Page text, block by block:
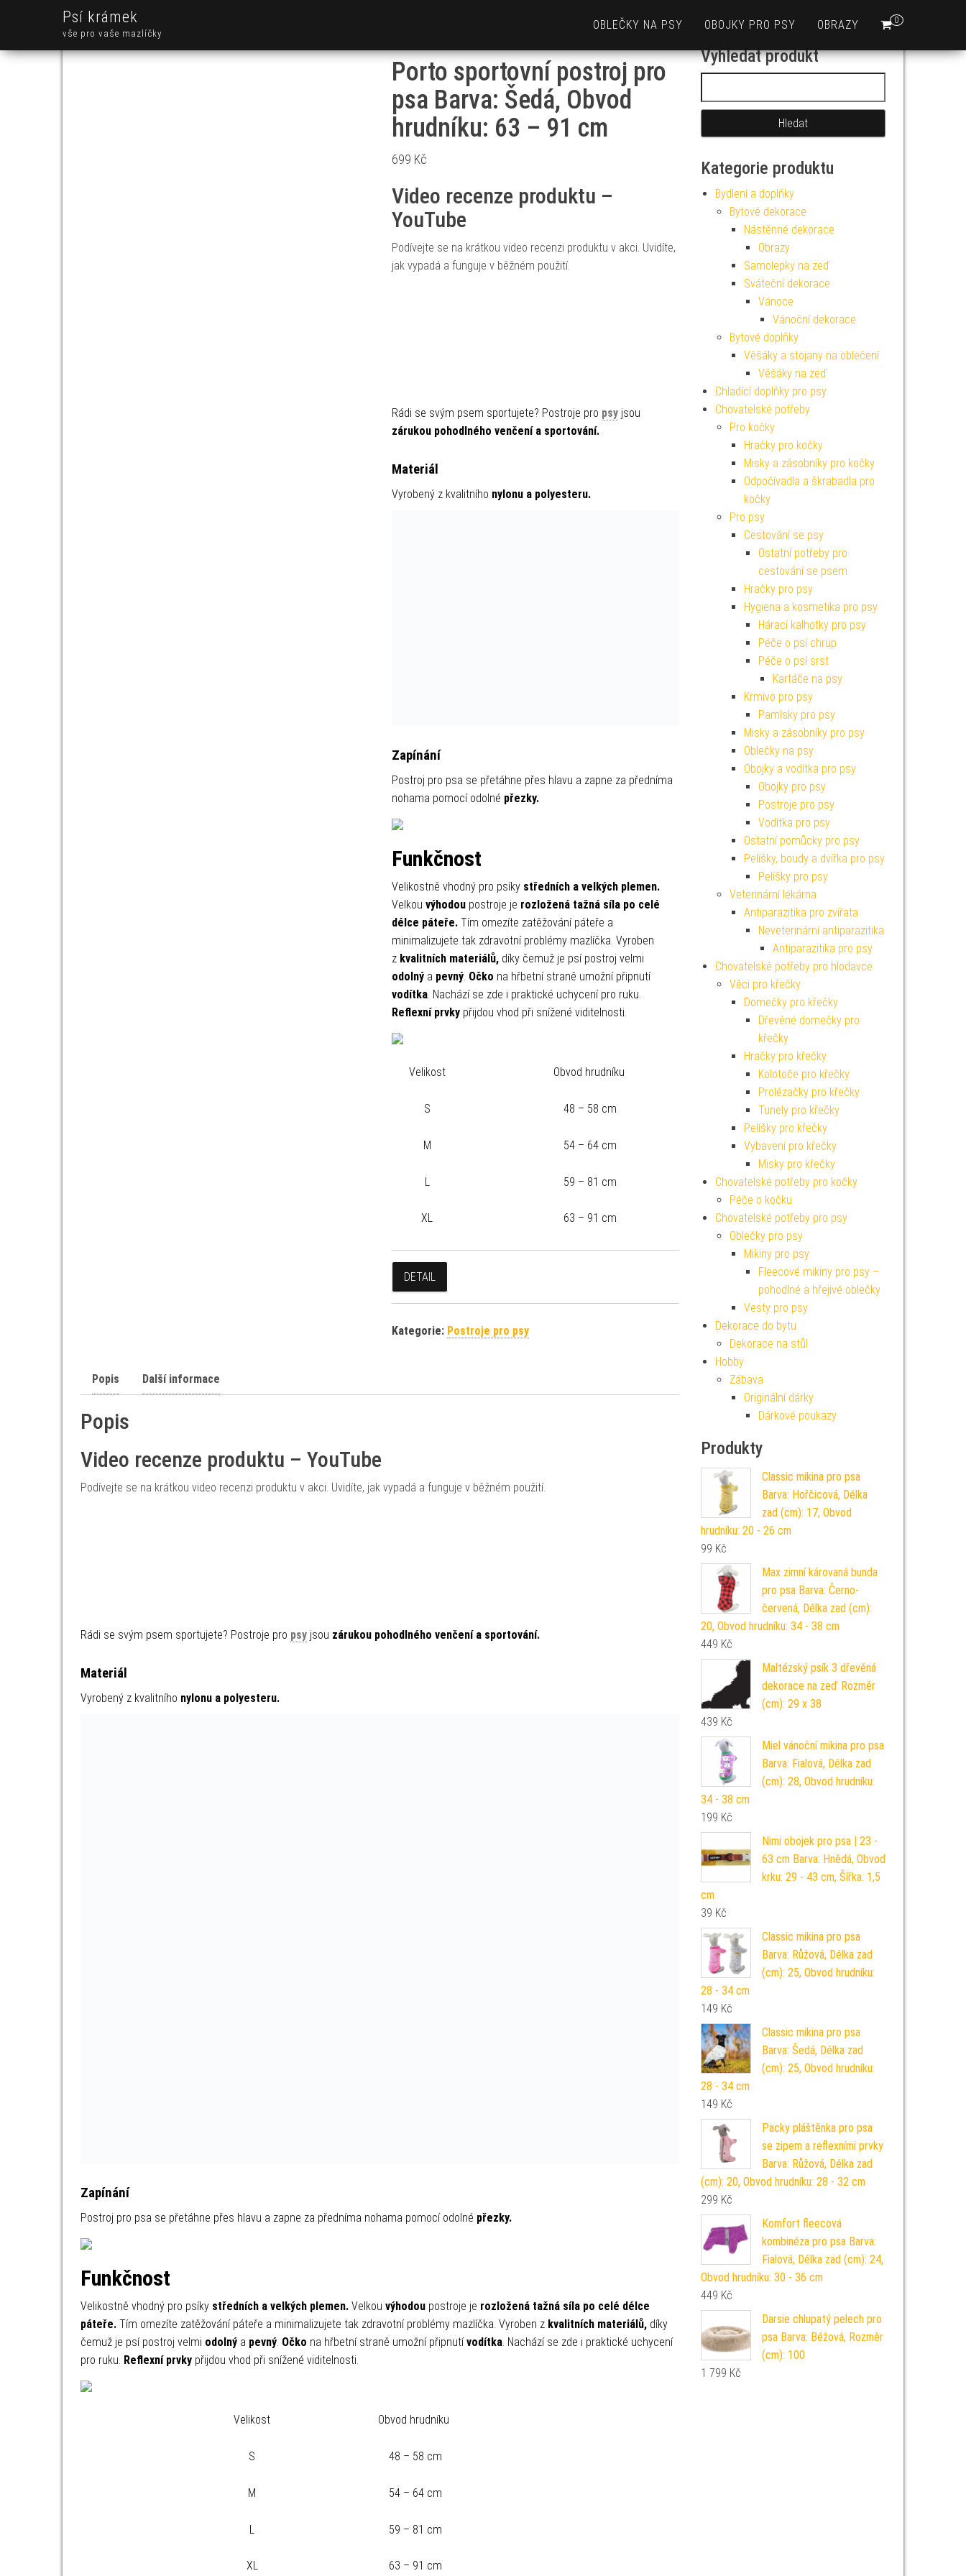
Psí krámek
vše pro vaše mazlíčky
0
OBLEČKY NA PSY OBOJKY PRO PSY OBRAZY
Porto sportovní postroj pro
psa Barva: Šedá, Obvod
hrudníku: 63 – 91 cm
699 Kč
Video recenze produktu –
YouTube
Podívejte se na krátkou video recenzi produktu v akci. Uvidíte,
jak vypadá a funguje v běžném použití.
Rádi se svým psem sportujete? Postroje pro psyjsou
zárukou pohodlného venčení a sportování.
Materiál
Vyrobený z kvalitního nylonu a polyesteru.
Zapínání
Postroj pro psa se přetáhne přes hlavu a zapne za předníma
nohama pomocí odolné přezky.
Funkčnost
Velikostně vhodný pro psíky středních a velkých plemen.
Velkou výhodoupostroje je rozložená tažná síla po celé
délce páteře.Tím omezíte zatěžování páteře a
minimalizujete tak zdravotní problémy mazlíčka. Vyroben
z kvalitních materiálů,díky čemuž je psí postroj velmi
odolnýa pevný. Očko na hřbetní straně umožní připnutí
vodítka. Nachází se zde i praktické uchycení pro ruku.
Reflexní prvkypřijdou vhod při snížené viditelnosti.
Velikost Obvod hrudníku
S 48 – 58 cm
M 54 – 64 cm
L 59 – 81 cm
XL 63 – 91 cm
DETAIL
Kategorie: Postroje pro psy
Popis Další informace
Popis
Video recenze produktu – YouTube
Podívejte se na krátkou video recenzi produktu v akci. Uvidíte, jak vypadá a funguje v běžném použití.
Rádi se svým psem sportujete? Postroje pro psy jsou zárukou pohodlného venčení a sportování.
Materiál
Vyrobený z kvalitního nylonu a polyesteru.
Zapínání
Postroj pro psa se přetáhne přes hlavu a zapne za předníma nohama pomocí odolné přezky.
Funkčnost
Velikostně vhodný pro psíky středních a velkých plemen. Velkou výhodou postroje je rozložená tažná síla po celé délce
páteře. Tím omezíte zatěžování páteře a minimalizujete tak zdravotní problémy mazlíčka. Vyroben z kvalitních materiálů, díky
čemuž je psí postroj velmi odolný a pevný. Očko na hřbetní straně umožní připnutívodítka. Nachází se zde i praktické uchycení
pro ruku. Reflexní prvky přijdou vhod při snížené viditelnosti.
Velikost Obvod hrudníku
S 48 – 58 cm
M 54 – 64 cm
L 59 – 81 cm
XL 63 – 91 cm
Vyhledat produkt
Kategorie produktu
Bydlení a doplňky
Bytové dekorace
Nástěnné dekorace
Obrazy
Samolepky na zeď
Sváteční dekorace
Vánoce
Vánoční dekorace
Bytové doplňky
Věšáky a stojany na oblečení
Věšáky na zeď
Chladící doplňky pro psy
Chovatelské potřeby
Pro kočky
Hračky pro kočky
Misky a zásobníky pro kočky
Odpočívadla a škrabadla pro
kočky
Pro psy
Cestování se psy
Ostatní potřeby pro
cestování se psem
Hračky pro psy
Hygiena a kosmetika pro psy
Hárací kalhotky pro psy
Péče o psí chrup
Péče o psí srst
Kartáče na psy
Krmivo pro psy
Pamlsky pro psy
Misky a zásobníky pro psy
Oblečky na psy
Obojky a vodítka pro psy
Obojky pro psy
Postroje pro psy
Vodítka pro psy
Ostatní pomůcky pro psy
Pelíšky, boudy a dvířka pro psy
Pelíšky pro psy
Veterinární lékárna
Antiparazitika pro zvířata
Neveterinární antiparazitika
Antiparazitika pro psy
Chovatelské potřeby pro hlodavce
Věci pro křečky
Domečky pro křečky
Dřevěné domečky pro
křečky
Hračky pro křečky
Kolotoče pro křečky
Prolézačky pro křečky
Tunely pro křečky
Pelíšky pro křečky
Vybavení pro křečky
Misky pro křečky
Chovatelské potřeby pro kočky
Péče o kočku
Chovatelské potřeby pro psy
Oblečky pro psy
Mikiny pro psy
Fleecové mikiny pro psy –
pohodlné a hřejivé oblečky
Vesty pro psy
Dekorace do bytu
Dekorace na stůl
Hobby
Zábava
Originální dárky
Dárkové poukazy
Produkty
Classic mikina pro psa
Barva: Hořčicová, Délka
zad (cm): 17, Obvod
hrudníku: 20 - 26 cm
99 Kč
Max zimní károvaná bunda
pro psa Barva: Černo-
červená, Délka zad (cm):
20, Obvod hrudníku: 34 - 38 cm
449 Kč
Maltézský psík 3 dřevěná
dekorace na zeď Rozměr
(cm): 29 x 38
439 Kč
Miel vánoční mikina pro psa
Barva: Fialová, Délka zad
(cm): 28, Obvod hrudníku:
34 - 38 cm
199 Kč
Nimi obojek pro psa | 23 -
63 cm Barva: Hnědá, Obvod
krku: 29 - 43 cm, Šířka: 1,5
cm
39 Kč
Classic mikina pro psa
Barva: Růžová, Délka zad
(cm): 25, Obvod hrudníku:
28 - 34 cm
149 Kč
Classic mikina pro psa
Barva: Šedá, Délka zad
(cm): 25, Obvod hrudníku:
28 - 34 cm
149 Kč
Packy pláštěnka pro psa
se zipem a reflexními prvky
Barva: Růžová, Délka zad
(cm): 20, Obvod hrudníku: 28 - 32 cm
299 Kč
Komfort fleecová
kombinéza pro psa Barva:
Fialová, Délka zad (cm): 24,
Obvod hrudníku: 30 - 36 cm
449 Kč
Darsie chlupatý pelech pro
psa Barva: Béžová, Rozměr
(cm): 100
1 799 Kč